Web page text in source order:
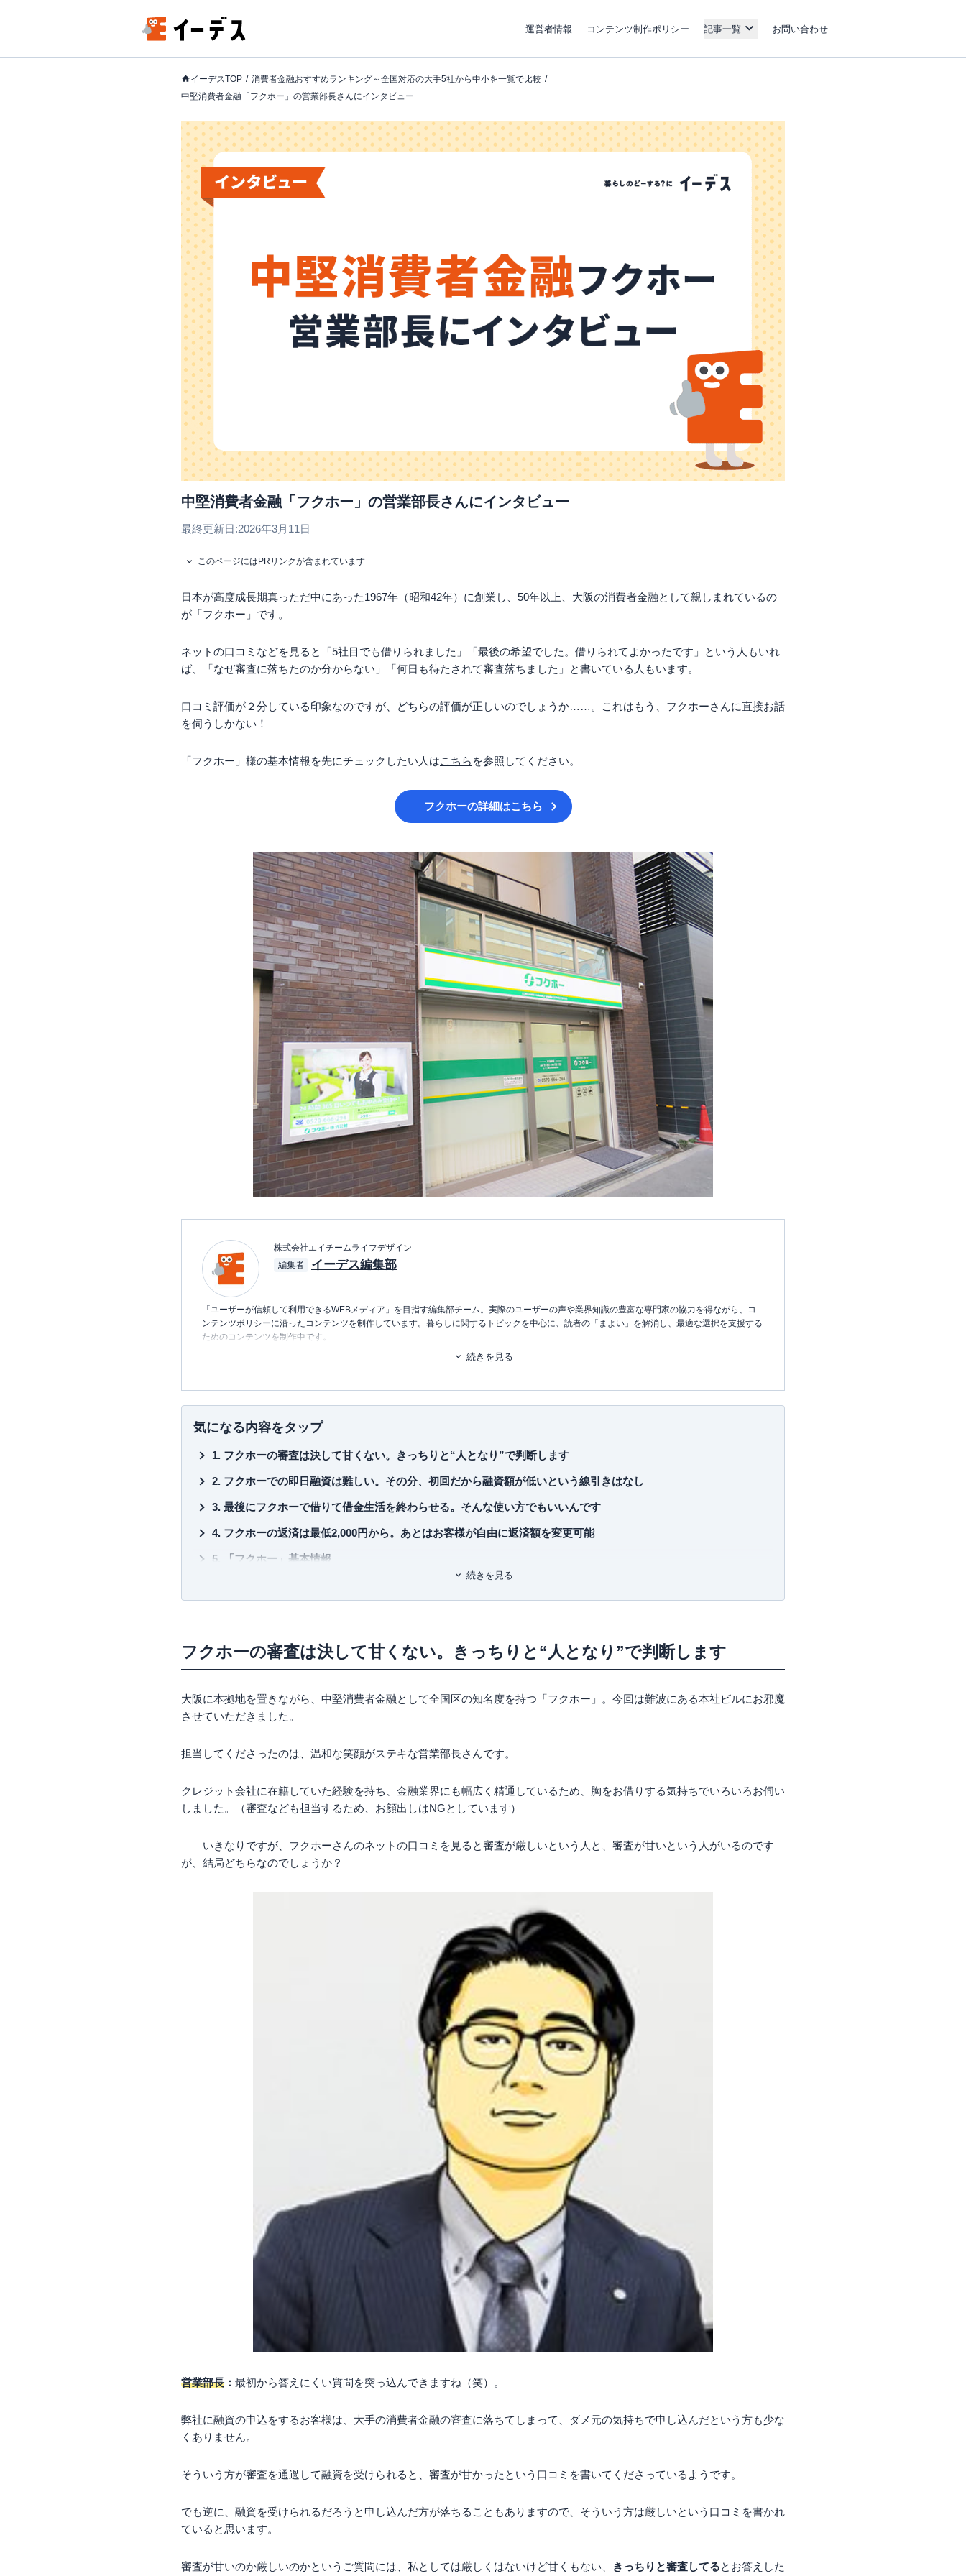
運営者情報 コンテンツ制作ポリシー 記事一覧 お問い合わせ
イーデスTOP
消費者金融おすすめランキング～全国対応の大手5社から中小を一覧で比較
中堅消費者金融「フクホー」の営業部長さんにインタビュー
中堅消費者金融「フクホー」の営業部長さんにインタビュー
最終更新日:2026年3月11日
このページにはPRリンクが含まれています
日本が高度成長期真っただ中にあった1967年（昭和42年）に創業し、50年以上、大阪の消費者金融として親しまれているの
が「フクホー」です。
ネットの口コミなどを見ると「5社目でも借りられました」「最後の希望でした。借りられてよかったです」という人もいれ
ば、「なぜ審査に落ちたのか分からない」「何日も待たされて審査落ちました」と書いている人もいます。
口コミ評価が２分している印象なのですが、どちらの評価が正しいのでしょうか……。
これはもう、フクホーさんに直接お話
を伺うしかない！
「フクホー」様の基本情報を先にチェックしたい人はこちら を参照してください。
フクホーの詳細はこちら
株式会社エイチームライフデザイン
編集者
イーデス編集部
「ユーザーが信頼して利用できるWEBメディア」を目指す編集部チーム。実際のユーザーの声や業界知識の豊富な専門家の協力を得ながら、コ
ンテンツポリシーに沿ったコンテンツを制作しています。暮らしに関するトピックを中心に、読者の「まよい」を解消し、最適な選択を支援する
ためのコンテンツを制作中です。
■保有資格
KTAA団体シルバー認証マーク
（2023.12.20～）
有料職業紹介事業（厚生労働大臣許可・許可番号：23-ユ-302788 ）
続きを見る
気になる内容をタップ
フクホーの審査は決して甘くない。きっちりと“人となり”で判断します
フクホーでの即日融資は難しい。その分、初回だから融資額が低いという線引きはなし
最後にフクホーで借りて借金生活を終わらせる。そんな使い方でもいいんです
フクホーの返済は最低2,000円から。あとはお客様が自由に返済額を変更可能
「フクホー」基本情報
続きを見る
フクホーの審査は決して甘くない。きっちりと“人となり”で判断します
大阪に本拠地を置きながら、 中堅消費者金融として全国区の知名度を持つ「フクホー」。 今回は難波にある本社ビルにお邪魔
させていただきました。
担当してくださったのは、温和な笑顔がステキな営業部長さんです。
クレジット会社に在籍していた経験を持ち、金融業界にも幅広く精通しているため、胸をお借りする気持ちでいろいろお伺い
しました。（審査なども担当するため、お顔出しはNGとしています）
――いきなりですが、フクホーさんのネットの口コミを見ると審査が厳しいという人と、審査が甘いという人がいるのです
が、結局どちらなのでしょうか？
営業部長 ： 最初から答えにくい質問を突っ込んできますね（笑）。
弊社に融資の申込をするお客様は、大手の消費者金融の審査に落ちてしまって、ダメ元の気持ちで申し込んだという方も少な
くありません。
そういう方が審査を通過して融資を受けられると、審査が甘かったという口コミを書いてくださっているようです。
でも逆に、融資を受けられるだろうと申し込んだ方が落ちることもありますので、そういう方は厳しいという口コミを書かれ
ていると思います。
審査が甘いのか厳しいのかというご質問には、私としては厳しくはないけど甘くもない、 きっちりと審査してるとお答えした